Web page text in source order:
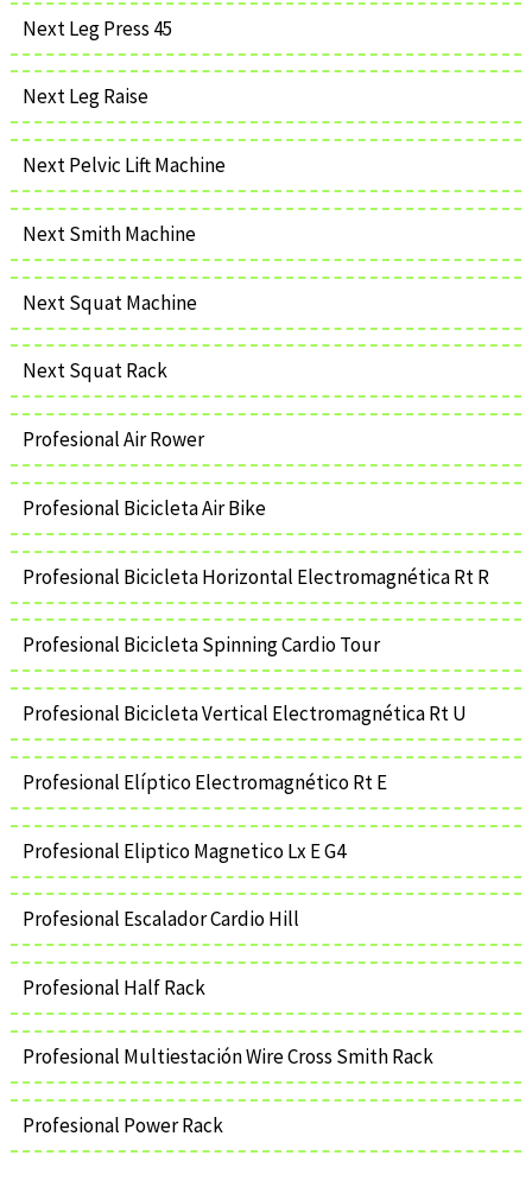
Next Leg Press 45
Next Leg Raise
Next Pelvic Lift Machine
Next Smith Machine
Next Squat Machine
Next Squat Rack
Profesional Air Rower
Profesional Bicicleta Air Bike
Profesional Bicicleta Horizontal Electromagnética Rt R
Profesional Bicicleta Spinning Cardio Tour
Profesional Bicicleta Vertical Electromagnética Rt U
Profesional Elíptico Electromagnético Rt E
Profesional Eliptico Magnetico Lx E G4
Profesional Escalador Cardio Hill
Profesional Half Rack
Profesional Multiestación Wire Cross Smith Rack
Profesional Power Rack